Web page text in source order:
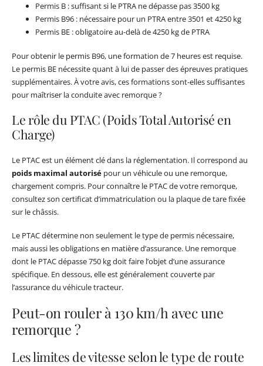
Permis B : suffisant si le PTRA ne dépasse pas 3500 kg
Permis B96 : nécessaire pour un PTRA entre 3501 et 4250 kg
Permis BE : obligatoire au-delà de 4250 kg de PTRA
Pour obtenir le permis B96, une formation de 7 heures est requise.
Le permis BE nécessite quant à lui de passer des épreuves pratiques
supplémentaires. À votre avis, ces formations sont-elles suffisantes
pour maîtriser la conduite avec remorque ?
Le rôle du PTAC (Poids Total Autorisé en
Charge)
Le PTAC est un élément clé dans la réglementation. Il correspond au
poids maximal autorisé pour un véhicule ou une remorque,
chargement compris. Pour connaître le PTAC de votre remorque,
consultez son certificat d’immatriculation ou la plaque de tare fixée
sur le châssis.
Le PTAC détermine non seulement le type de permis nécessaire,
mais aussi les obligations en matière d’assurance. Une remorque
dont le PTAC dépasse 750 kg doit faire l’objet d’une assurance
spécifique. En dessous, elle est généralement couverte par
l’assurance du véhicule tracteur.
Peut-on rouler à 130 km/h avec une
remorque ?
Les limites de vitesse selon le type de route